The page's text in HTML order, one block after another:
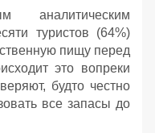
аналитическим
туристов (64%)
пищу перед
это вопреки
будто честно
все запасы до